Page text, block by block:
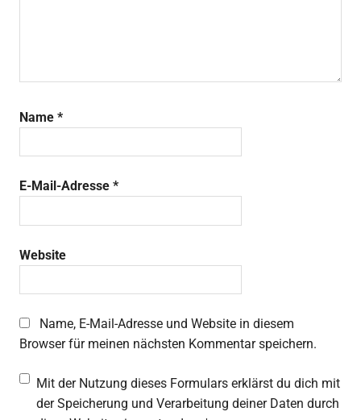
Name *
E-Mail-Adresse *
Website
Name, E-Mail-Adresse und Website in diesem
Browser für meinen nächsten Kommentar speichern.
Mit der Nutzung dieses Formulars erklärst du dich mit
der Speicherung und Verarbeitung deiner Daten durch